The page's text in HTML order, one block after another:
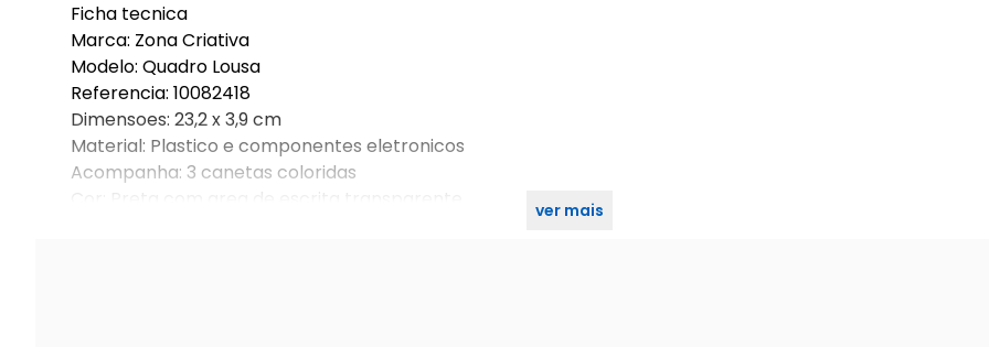
Ficha tecnica
Marca: Zona Criativa
Modelo: Quadro Lousa
Referencia: 10082418
Dimensoes: 23,2 x 3,9 cm
Material: Plastico e componentes eletronicos
Acompanha: 3 canetas coloridas
Cor: Preta com area de escrita transparente
ver mais